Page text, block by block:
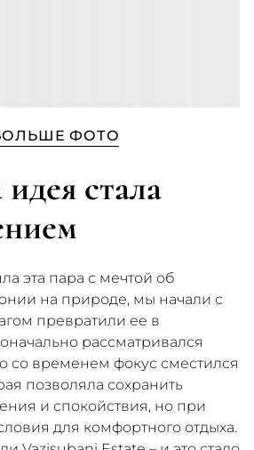
ФОТО
стала
эта пара с мечтой об
на природе, мы начали с
превратили ее в
рассматривался
со временем фокус сместился
позволяла сохранить
и спокойствия, но при
для комфортного отдыха.